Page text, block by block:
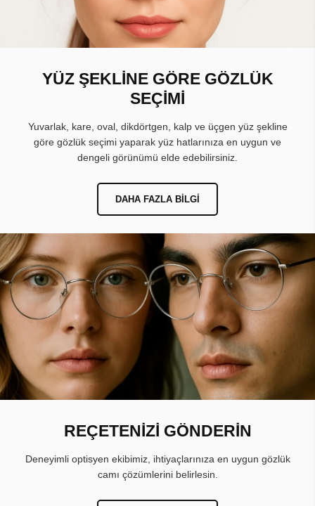
YÜZ ŞEKLİNE GÖRE GÖZLÜK
SEÇİMİ
Yuvarlak, kare, oval, dikdörtgen, kalp ve üçgen yüz şekline
göre gözlük seçimi yaparak yüz hatlarınıza en uygun ve
dengeli görünümü elde edebilirsiniz.
DAHA FAZLA BILGI
REÇETENİZİ GÖNDERİN
Deneyimli optisyen ekibimiz, ihtiyaçlarınıza en uygun gözlük
camı çözümlerini belirlesin.